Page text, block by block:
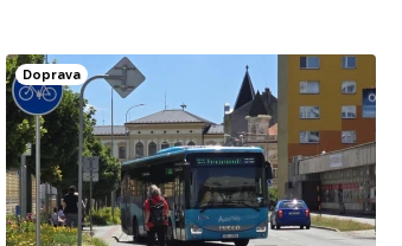
místech si dát pozor?
Doprava